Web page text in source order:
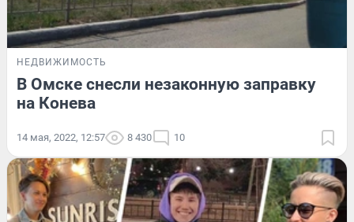
НЕДВИЖИМОСТЬ
В Омске снесли незаконную заправку
на Конева
14 мая, 2022, 12:57 8 430 10